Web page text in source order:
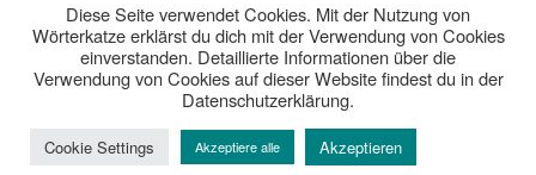
Rezensionpolitik
Bewertungsschema
Media-Kit
Diese Seite verwendet Cookies. Mit der Nutzung von
Wörterkatze erklärst du dich mit der Verwendung von Cookies
einverstanden. Detaillierte Informationen über die
Verwendung von Cookies auf dieser Website findest du in der
Datenschutzerklärung.
Cookie Settings Akzeptiere alle Akzeptieren